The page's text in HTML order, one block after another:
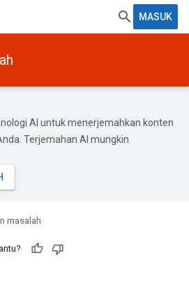
MASUK
AI untuk menerjemahkan konten
Terjemahan AI mungkin
masalah